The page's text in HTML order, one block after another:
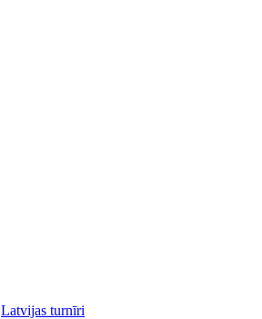
Latvijas turnīri